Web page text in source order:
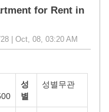
for Rent in
| Oct, 08, 03:20 AM
성
별
성별무관